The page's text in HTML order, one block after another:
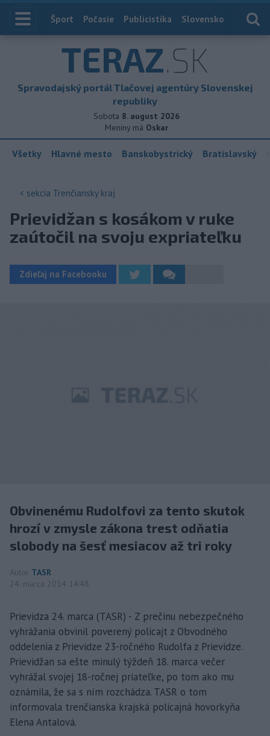
Index
Šport Počasie Publicistika Slovensko
TERAZ.SK
Spravodajský portál Tlačovej agentúry Slovenskej
republiky
Sobota 8. august 2026
Meniny má Oskar
Všetky Hlavné mesto Banskobystrický Bratislavský
< sekcia Trenčiansky kraj
Prievidžan s kosákom v ruke
zaútočil na svoju expriateľku
Zdieľaj na Facebooku
Obvinenému Rudolfovi za tento skutok
hrozí v zmysle zákona trest odňatia
slobody na šesť mesiacov až tri roky
Autor TASR
24. marca 2014 14:48
Prievidza 24. marca (TASR) - Z prečinu nebezpečného
vyhrážania obvinil poverený policajt z Obvodného
oddelenia z Prievidze 23-ročného Rudolfa z Prievidze.
Prievidžan sa ešte minulý týždeň 18. marca večer
vyhrážal svojej 18-ročnej priateľke, po tom ako mu
oznámila, že sa s ním rozchádza. TASR o tom
informovala trenčianska krajská policajná hovorkyňa
Elena Antalová.